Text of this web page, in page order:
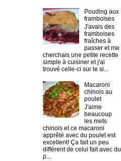
Pouding aux
framboises
J'avais des
framboises
fraîches à
passer et me
cherchais une petite recette
simple à cuisiner et j'ai
trouvé celle-ci sur le si...
Macaroni
chinois au
poulet
J'aime
beaucoup
les mets
chinois et ce macaroni
apprêté avec du poulet est
excellent! Ça fait un peu
différent de celui fait avec du
p...